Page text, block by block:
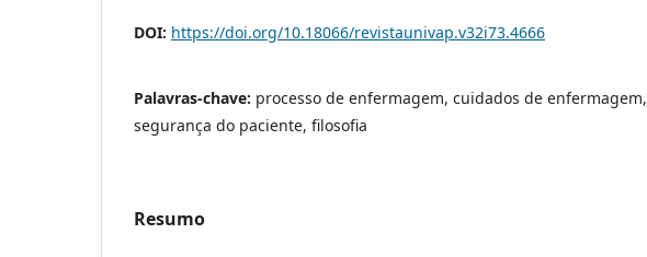
DOI: https://doi.org/10.18066/revistaunivap.v32i73.4666
Palavras-chave: processo de enfermagem, cuidados de enfermagem,
segurança do paciente, filosofia
Resumo